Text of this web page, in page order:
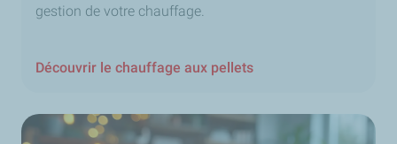
gestion de votre chauffage.
Découvrir le chauffage aux pellets